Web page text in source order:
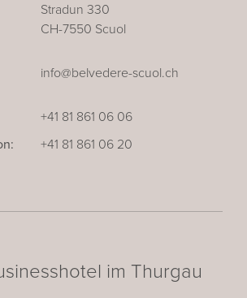
Stradun 330
CH-7550 Scuol
info@belvedere-scuol.ch
+41 81 861 06 06
+41 81 861 06 20
im Thurgau